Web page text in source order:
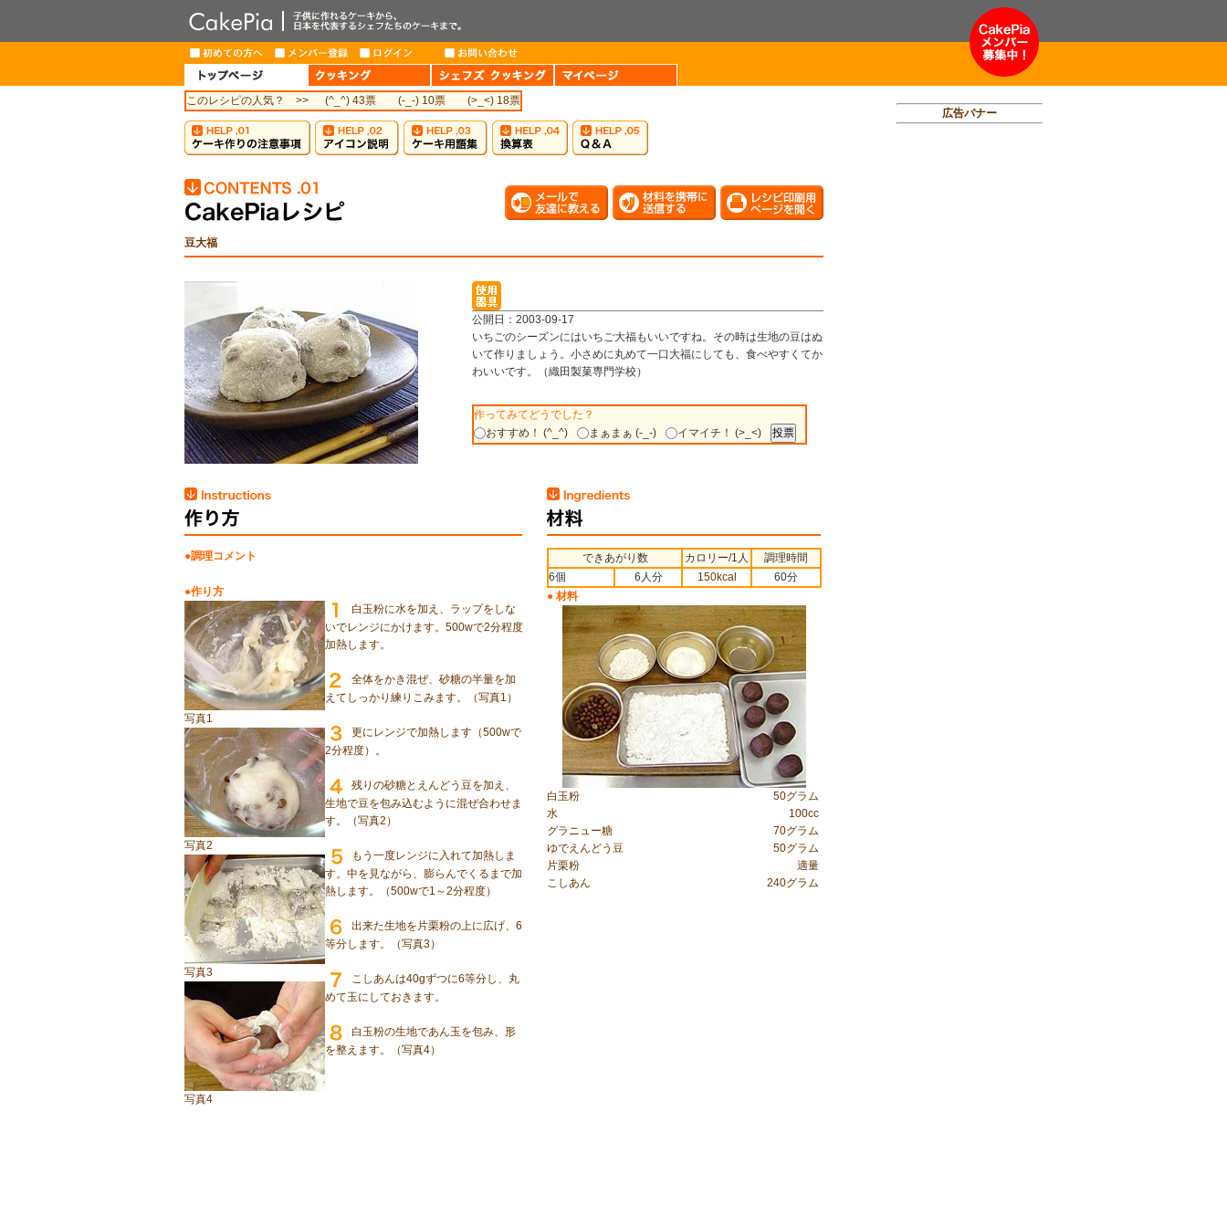
このレシピの人気？ >> (^_^) 43票 (-_-) 10票 (>_<) 18票
豆大福
公開日：2003-09-17
いちごのシーズンにはいちご大福もいいですね。その時は生地の豆はぬ
いて作りましょう。小さめに丸めて一口大福にしても、食べやすくてか
わいいです。（織田製菓専門学校）
作ってみてどうでした？
おすすめ！ (^_^)
まぁまぁ (-_-) イマイチ！ (>_<)
●調理コメント
●作り方
写真1
写真2
写真3
写真4
白玉粉に水を加え、ラップをしな
いでレンジにかけます。500wで2分程度
加熱します。
全体をかき混ぜ、砂糖の半量を加
えてしっかり練りこみます。（写真1）
更にレンジで加熱します（500wで
2分程度）。
残りの砂糖とえんどう豆を加え、
生地で豆を包み込むように混ぜ合わせま
す。（写真2）
もう一度レンジに入れて加熱しま
す。中を見ながら、膨らんでくるまで加
熱します。（500wで1～2分程度）
出来た生地を片栗粉の上に広げ、6
等分します。（写真3）
こしあんは40gずつに6等分し、丸
めて玉にしておきます。
白玉粉の生地であん玉を包み、形
を整えます。（写真4）
できあがり数 カロリー/1人
調理時間
6個
6人分 150kcal
60分
● 材料
白玉粉
50グラム
水
100cc
グラニュー糖
70グラム
ゆでえんどう豆
50グラム
片栗粉
適量
こしあん
240グラム
広告バナー